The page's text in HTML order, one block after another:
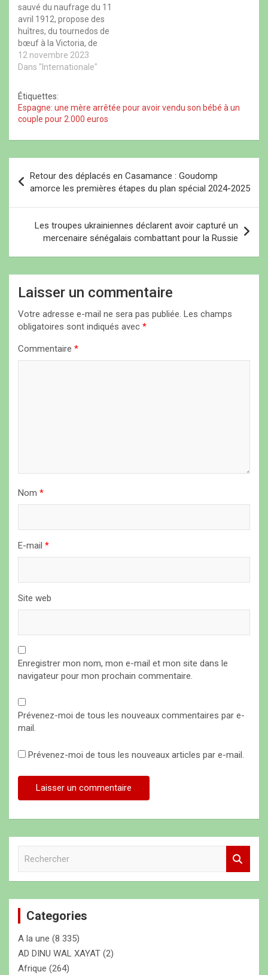
n
e
n
o
u
v
e
l
l
n
ê
t
r
l
l
e
f
e
n
ê
t
r
n
e
n
o
u
ê
t
r
t
r
Abigail Jo Shry, une
habitante d'Alvin,…
sauvé du naufrage du 11
avril 1912, propose des
huîtres, du tournedos de
bœuf à la Victoria, de
l’agneau et du canard. Il a
été abîmé par l’eau mais
livres sterling (plus de
75.000 euros) par la
maison de…
12 novembre 2023
Dans "Internationale"
Étiquettes:
Espagne: une mère arrêtée pour avoir vendu son bébé à un
couple pour 2.000 euros
v
Retour des déplacés en Casamance : Goudomp
amorce les premières étapes du plan spécial 2024-2025
Les troupes ukrainiennes déclarent avoir capturé un
mercenaire sénégalais combattant pour la Russie
Laisser un commentaire
Votre adresse e-mail ne sera pas publiée. Les champs
obligatoires sont indiqués avec *
Commentaire *
Nom *
E-mail *
Site web
Enregistrer mon nom, mon e-mail et mon site dans le
navigateur pour mon prochain commentaire.
Prévenez-moi de tous les nouveaux commentaires par e-
mail.
Prévenez-moi de tous les nouveaux articles par e-mail.
e
h
e
r
Categories
A la une (8 335)
AD DINU WAL XAYAT (2)
Afrique (264)